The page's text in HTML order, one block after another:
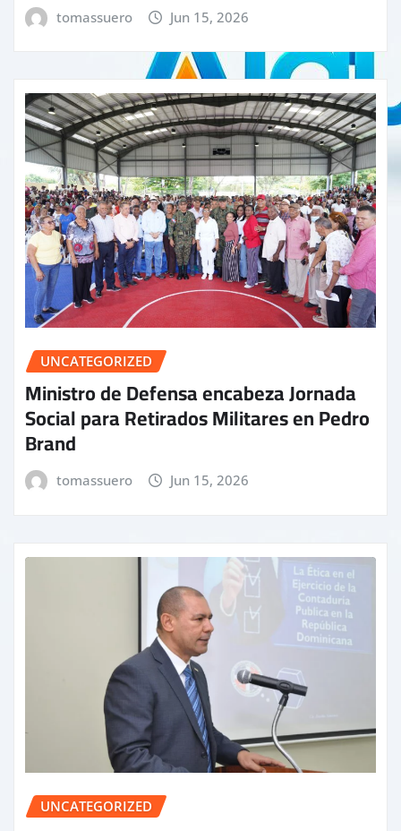
tomassuero Jun 15, 2026
UNCATEGORIZED
Ministro de Defensa encabeza Jornada
Social para Retirados Militares en Pedro
Brand
tomassuero Jun 15, 2026
UNCATEGORIZED